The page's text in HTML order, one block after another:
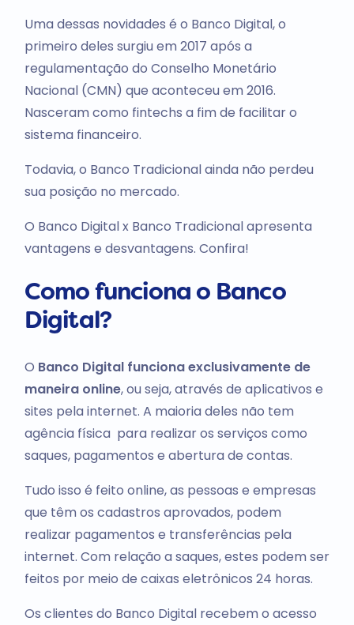
Uma dessas novidades é o Banco Digital, o
primeiro deles surgiu em 2017 após a
regulamentação do Conselho Monetário
Nacional (CMN) que aconteceu em 2016.
Nasceram como fintechs a fim de facilitar o
sistema financeiro.
Todavia, o Banco Tradicional ainda não perdeu
sua posição no mercado.
O Banco Digital x Banco Tradicional apresenta
vantagens e desvantagens. Confira!
Como funciona o Banco
Digital?
O Banco Digital funciona exclusivamente de
maneira online, ou seja, através de aplicativos e
sites pela internet. A maioria deles não tem
agência física para realizar os serviços como
saques, pagamentos e abertura de contas.
Tudo isso é feito online, as pessoas e empresas
que têm os cadastros aprovados, podem
realizar pagamentos e transferências pela
internet. Com relação a saques, estes podem ser
feitos por meio de caixas eletrônicos 24 horas.
Os clientes do Banco Digital recebem o acesso